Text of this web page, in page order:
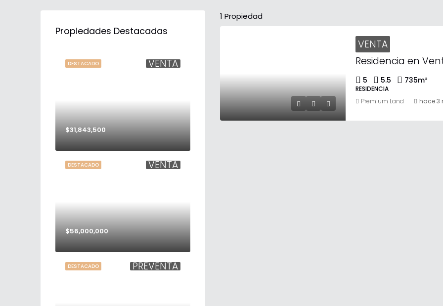
1 Propiedad
VENTA
5 5.5 735m²
RESIDENCIA
Premium Land hace 3
Propiedades Destacadas
VENTA
DESTACADO
$31,843,500
VENTA
DESTACADO
$56,000,000
PREVENTA
DESTACADO